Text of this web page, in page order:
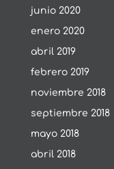
junio 2020
enero 2020
abril 2019
febrero 2019
noviembre 2018
septiembre 2018
mayo 2018
abril 2018